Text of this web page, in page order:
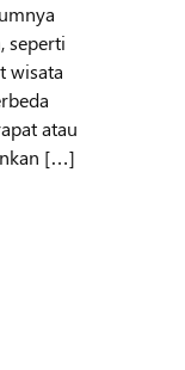
seperti
wisata
atau
[…]